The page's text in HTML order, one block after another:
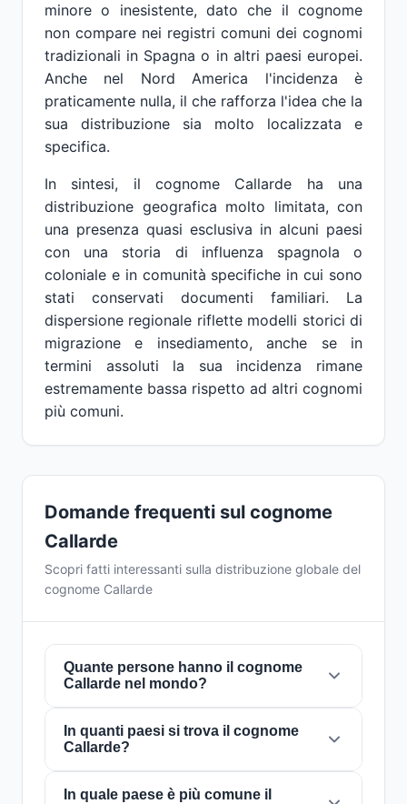
minore o inesistente, dato che il cognome
non compare nei registri comuni dei cognomi
tradizionali in Spagna o in altri paesi europei.
Anche nel Nord America l'incidenza è
praticamente nulla, il che rafforza l'idea che la
sua distribuzione sia molto localizzata e
specifica.
In sintesi, il cognome Callarde ha una
distribuzione geografica molto limitata, con
una presenza quasi esclusiva in alcuni paesi
con una storia di influenza spagnola o
coloniale e in comunità specifiche in cui sono
stati conservati documenti familiari. La
dispersione regionale riflette modelli storici di
migrazione e insediamento, anche se in
termini assoluti la sua incidenza rimane
estremamente bassa rispetto ad altri cognomi
più comuni.
Domande frequenti sul cognome
Callarde
Scopri fatti interessanti sulla distribuzione globale del
cognome Callarde
Quante persone hanno il cognome
Callarde nel mondo?
Attualmente ci sono circa4 personecon il
cognomeCallarde
significa che circa 1 persona su
2,000,000,000nel mondo porta questo
In quanti paesi si trova il cognome
Callarde?
Il cognomeCallardeè presente in
In quale paese è più comune il